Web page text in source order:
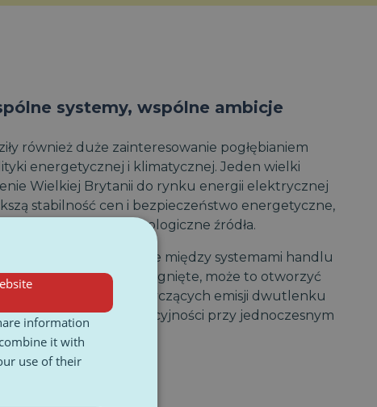
systemy, wspólne ambicje
również duże zainteresowanie pogłębianiem
energetycznej i klimatycznej. Jeden wielki
Wielkiej Brytanii do rynku energii elektrycznej
stabilność cen i bezpieczeństwo energetyczne,
na bardziej ekologiczne źródła.
potencjalne powiązanie między systemami handlu
Jeśli zostanie to osiągnięte, może to otworzyć
granicznych dotyczących emisji dwutlenku
zachowanie konkurencyjności przy jednoczesnym
information
it with
use of their